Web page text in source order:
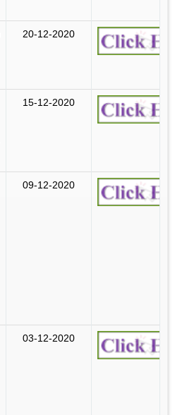
20-12-2020
15-12-2020
09-12-2020
03-12-2020